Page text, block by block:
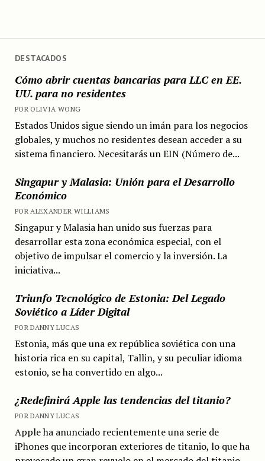
DESTACADOS
Cómo abrir cuentas bancarias para LLC en EE.
UU. para no residentes
POR OLIVIA WONG
Estados Unidos sigue siendo un imán para los negocios
globales, y muchos no residentes desean acceder a su
sistema financiero. Necesitarás un EIN (Número de...
Singapur y Malasia: Unión para el Desarrollo
Económico
POR ALEXANDER WILLIAMS
Singapur y Malasia han unido sus fuerzas para
desarrollar esta zona económica especial, con el
objetivo de impulsar el comercio y la inversión. La
iniciativa...
Triunfo Tecnológico de Estonia: Del Legado
Soviético a Líder Digital
POR DANNY LUCAS
Estonia, más que una ex república soviética con una
historia rica en su capital, Tallin, y su peculiar idioma
estonio, se ha convertido en algo...
¿Redefinirá Apple las tendencias del titanio?
POR DANNY LUCAS
Apple ha anunciado recientemente una serie de
iPhones que incorporan exteriores de titanio, lo que ha